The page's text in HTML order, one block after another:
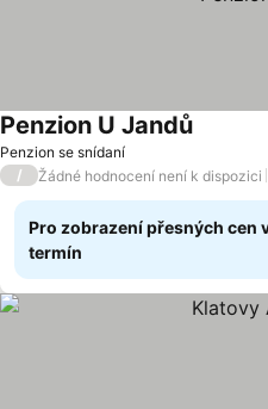
Penzion se snídaní
Penzion U Jandů
/ Žádné hodnocení není k dispozici
Pro zobrazení přesných cen
termín